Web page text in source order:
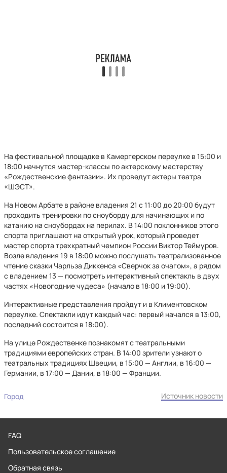
На фестивальной площадке в Камергерском переулке в 15:00 и
18:00 начнутся мастер-классы по актерскому мастерству
«Рождественские фантазии». Их проведут актеры театра
«ШЭСТ».
На Новом Арбате в районе владения 21 с 11:00 до 20:00 будут
проходить тренировки по сноуборду для начинающих и по
катанию на сноубордах на перилах. В 14:00 поклонников этого
спорта приглашают на открытый урок, который проведет
мастер спорта трехкратный чемпион России Виктор Теймуров.
Возле владения 19 в 18:00 можно послушать театрализованное
чтение сказки Чарльза Диккенса «Сверчок за очагом», а рядом
с владением 13 — посмотреть интерактивный спектакль в двух
частях «Новогодние чудеса» (начало в 18:00 и 19:00).
Интерактивные представления пройдут и в Климентовском
переулке. Спектакли идут каждый час: первый начался в 13:00,
последний состоится в 18:00).
На улице Рождественке познакомят с театральными
традициями европейских стран. В 14:00 зрители узнают о
театральных традициях Швеции, в 15:00 — Англии, в 16:00 —
Германии, в 17:00 — Дании, в 18:00 — Франции.
Город Источник новости
FAQ
Пользовательское соглашение
Обратная связь